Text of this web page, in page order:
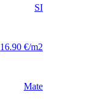
SI
16.90 €/m2
Mate